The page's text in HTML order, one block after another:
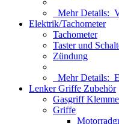
Mehr Details:
Elektrik/Tachometer
Tachometer
Taster und
Zündung
Mehr Details:
Lenker Griffe Zubehör
Gasgriff
Griffe